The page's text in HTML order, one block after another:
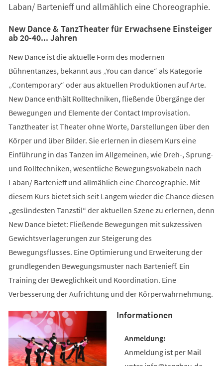
Laban/ Bartenieff und allmählich eine Choreographie.
New Dance & TanzTheater für Erwachsene Einsteiger
ab 20-40... Jahren
New Dance ist die aktuelle Form des modernen
Bühnentanzes, bekannt aus „You can dance“ als Kategorie
„Contemporary“ oder aus aktuellen Produktionen auf Arte.
New Dance enthält Rolltechniken, fließende Übergänge der
Bewegungen und Elemente der Contact Improvisation.
Tanztheater ist Theater ohne Worte, Darstellungen über den
Körper und über Bilder. Sie erlernen in diesem Kurs eine
Einführung in das Tanzen im Allgemeinen, wie Dreh-, Sprung-
und Rolltechniken, wesentliche Bewegungsvokabeln nach
Laban/ Bartenieff und allmählich eine Choreographie. Mit
diesem Kurs bietet sich seit Langem wieder die Chance diesen
„gesündesten Tanzstil“ der aktuellen Szene zu erlernen, denn
New Dance bietet: Fließende Bewegungen mit sukzessiven
Gewichtsverlagerungen zur Steigerung des
Bewegungsflusses. Eine Optimierung und Erweiterung der
grundlegenden Bewegungsmuster nach Bartenieff. Ein
Training der Beweglichkeit und Koordination. Eine
Verbesserung der Aufrichtung und der Körperwahrnehmung.
Informationen
Anmeldung ist per Mail